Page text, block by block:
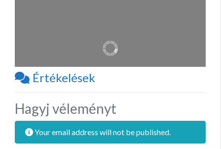
Értékelések
Hagyj véleményt
Your email address will not be published.